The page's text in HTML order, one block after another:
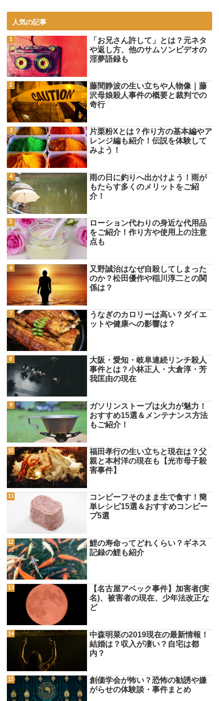
人気の記事
「お兄さん許して」とは？元ネタ
や返し方、他のサムソンビデオの
淫夢語録も
藤間静波の生い立ちや人物像｜藤
沢母娘殺人事件の概要と裁判での
奇行
片栗粉Xとは？作り方の基本編やア
レンジ編も紹介！伝説を体験して
みよう！
雨の日に釣りへ出かけよう！雨が
もたらす多くのメリットをご紹
介！
ローション代わりの身近な代用品
をご紹介！作り方や使用上の注意
点も
又野誠治はなぜ自殺してしまった
のか？松田優作や稲川淳二との関
係は？
うなぎのカロリーは高い？ダイエ
ットや健康への影響は？
大阪・愛知・岐阜連続リンチ殺人
事件とは？小林正人・大倉淳・芳
我匡由の現在
ガソリンストーブは火力が魅力！
おすすめ15選＆メンテナンス方法
もご紹介！
福田孝行の生い立ちと現在は？父
親と本村洋の現在も【光市母子殺
害事件】
コンビーフそのまま生で食す！簡
単レシピ15選＆おすすめコンビー
プ5選
鯉の寿命ってどれくらい？ギネス
記録の鯉も紹介
【名古屋アベック事件】加害者(実
名)、被害者の現在、少年法改正な
ど
中森明菜の2019現在の最新情報！
結婚は？収入が凄い？自宅は都
内？
創価学会が怖い？恐怖の勧誘や嫌
がらせの体験談・事件まとめ